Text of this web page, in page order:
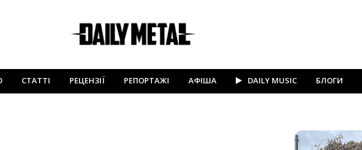
СТАТТІ РЕЦЕНЗІЇ РЕПОРТАЖІ АФІША DAILY MUSIC БЛОГИ